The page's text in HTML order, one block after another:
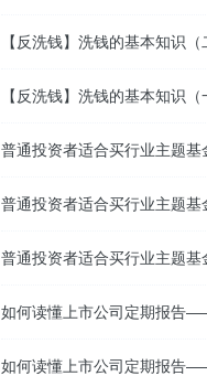
【反洗钱】洗钱的基本知识（
【反洗钱】洗钱的基本知识（
普通投资者适合买行业主题基
普通投资者适合买行业主题基
普通投资者适合买行业主题基
如何读懂上市公司定期报告
如何读懂上市公司定期报告